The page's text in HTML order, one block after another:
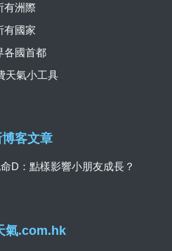
氣.com.hk
有洲際
有國家
各國首都
天氣小工具
客文章
D：點樣影響小朋友成長？